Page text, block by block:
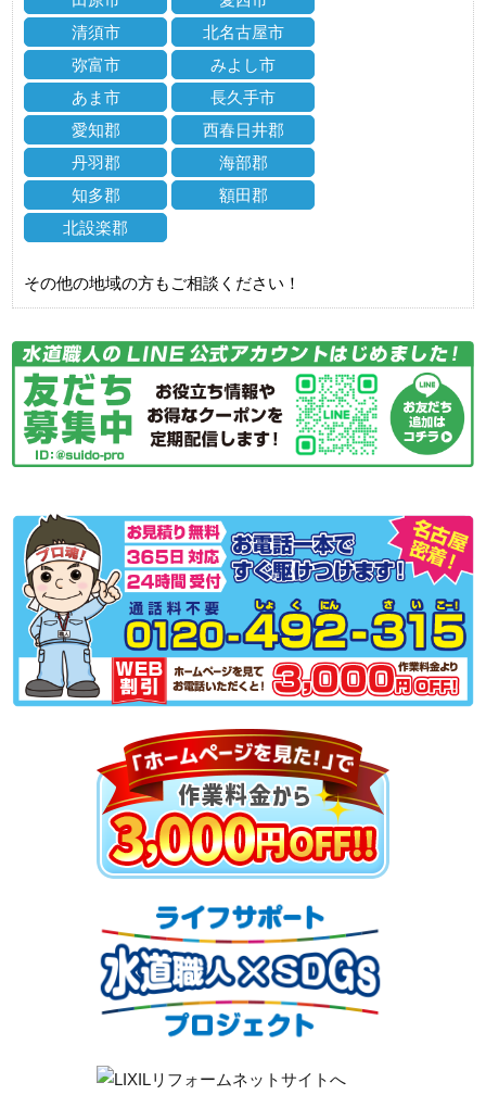
清須市
北名古屋市
弥富市
みよし市
あま市
長久手市
愛知郡
西春日井郡
丹羽郡
海部郡
知多郡
額田郡
北設楽郡
その他の地域の方もご相談ください！